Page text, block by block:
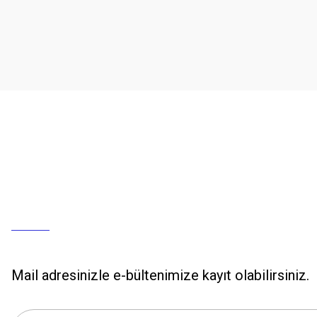
Mail adresinizle e-bültenimize kayıt olabilirsiniz.